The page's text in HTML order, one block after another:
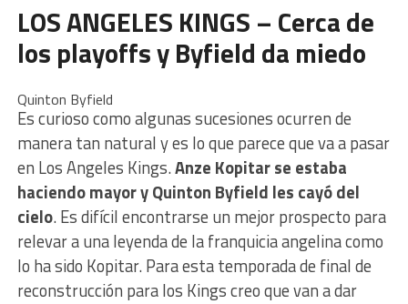
LOS ANGELES KINGS – Cerca de
los playoffs y Byfield da miedo
Quinton Byfield
Es curioso como algunas sucesiones ocurren de
manera tan natural y es lo que parece que va a pasar
en Los Angeles Kings.Anze Kopitar se estaba
haciendo mayor y Quinton Byfield les cayó del
cielo. Es difícil encontrarse un mejor prospecto para
relevar a una leyenda de la franquicia angelina como
lo ha sido Kopitar. Para esta temporada de final de
reconstrucción para los Kings creo que van a dar